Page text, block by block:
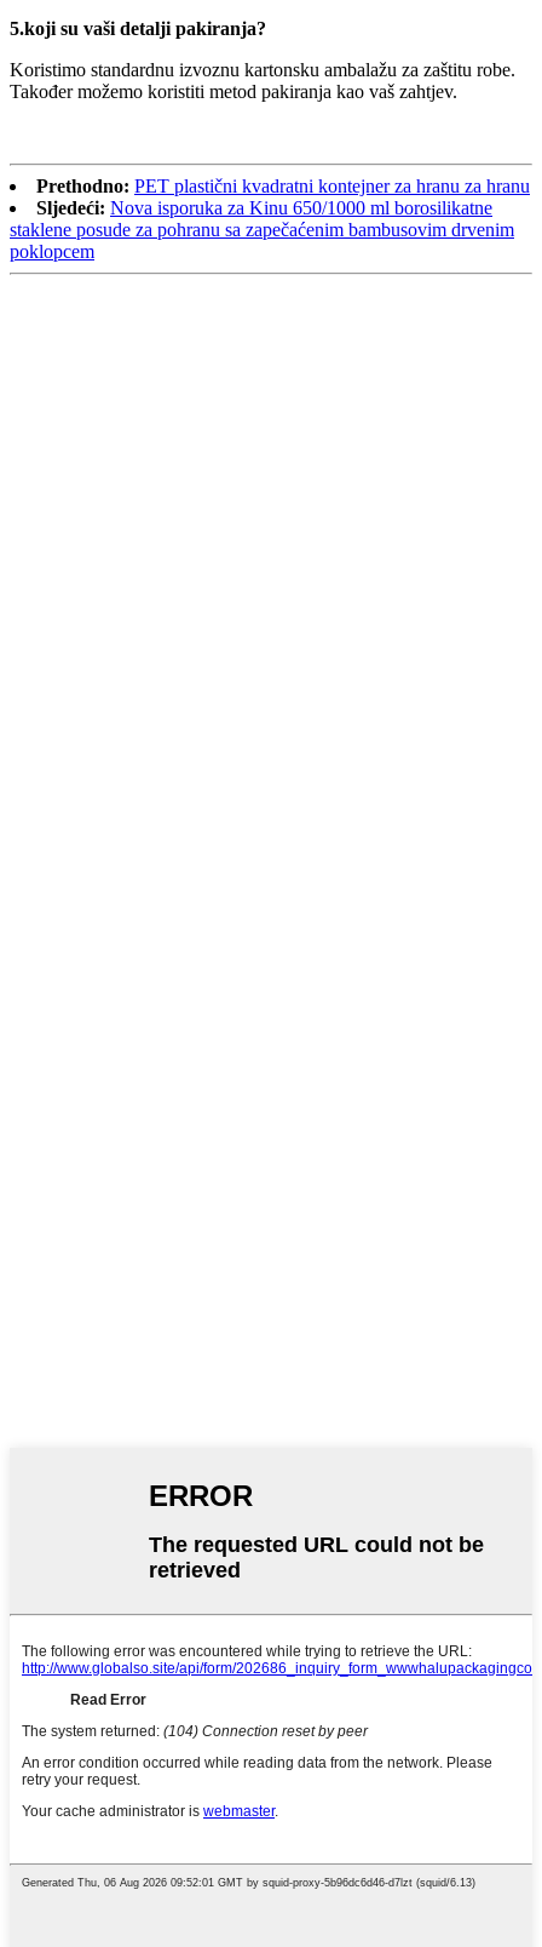
5.koji su vaši detalji pakiranja?
Koristimo standardnu ​​izvoznu kartonsku ambalažu za zaštitu robe.
Također možemo koristiti metod pakiranja kao vaš zahtjev.
Prethodno: PET plastični kvadratni kontejner za hranu za hranu
Sljedeći: Nova isporuka za Kinu 650/1000 ml borosilikatne
staklene posude za pohranu sa zapečaćenim bambusovim drvenim
poklopcem